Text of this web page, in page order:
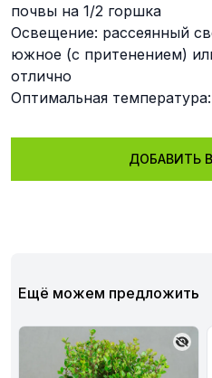
почвы на 1/2 горшка
Освещение: рассеянный
южное (с притенением)
отлично
Оптимальная
ДОБАВИТЬ
Ещё можем предложить